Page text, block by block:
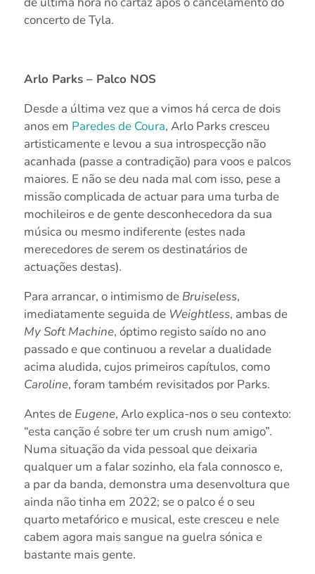
concerto de Tyla.
Arlo Parks – Palco NOS
Desde a última vez que a vimos há cerca de dois
anos em Paredes de Coura, Arlo Parks cresceu
artisticamente e levou a sua introspecção não
acanhada (passe a contradição) para voos e palcos
maiores. E não se deu nada mal com isso, pese a
missão complicada de actuar para uma turba de
mochileiros e de gente desconhecedora da sua
música ou mesmo indiferente (estes nada
merecedores de serem os destinatários de
actuações destas).
Para arrancar, o intimismo de Bruiseless,
imediatamente seguida de Weightless, ambas de
My Soft Machine, óptimo registo saído no ano
passado e que continuou a revelar a dualidade
acima aludida, cujos primeiros capítulos, como
Caroline, foram também revisitados por Parks.
Antes de Eugene, Arlo explica-nos o seu contexto:
“esta canção é sobre ter um crush num amigo”.
Numa situação da vida pessoal que deixaria
qualquer um a falar sozinho, ela fala connosco e,
a par da banda, demonstra uma desenvoltura que
ainda não tinha em 2022; se o palco é o seu
quarto metafórico e musical, este cresceu e nele
cabem agora mais sangue na guelra sónica e
bastante mais gente.